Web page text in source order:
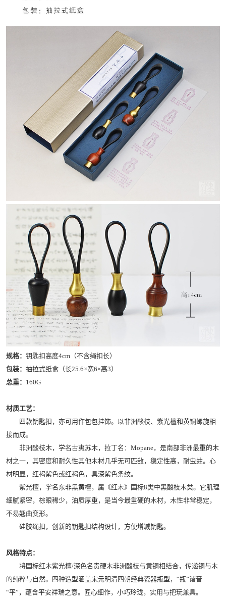
规格： 钥匙扣高度4cm（不含绳扣长）
包装： 抽拉式纸盒（长25.6×宽6×高3）
总重： 160G
材质工艺：
四款钥匙扣，亦可用作包包挂饰。以非洲酸枝、紫光檀和黄铜螺旋相
接而成。
非洲酸枝木，学名古夷苏木，拉丁名：Mopane，是南部非洲最重的木
材之一，其密度和耐久性其他木材几乎无可匹敌，稳定性高，耐虫蛀。心
材明显，红褐紫色或红褐色，具深紫色条纹。
紫光檀，学名东非黑黄檀，属《红木》国标8类中黑酸枝木类。它肌理
细腻紧密，棕眼稀少，油质厚重，是当今最重硬的木材，木性非常稳定，
不易翘曲变形。
硅胶绳扣，创新的钥匙扣结构设计，方便增减钥匙。
风格特点：
将国标红木紫光檀/深色名贵硬木非洲酸枝与黄铜相结合，传递铜与木
的纯粹与自然。四种造型涵盖宋元明清四朝经典瓷器瓶型，“瓶”谐音
“平”，蕴含平安祥瑞之意。匠心细作，小巧玲珑，实用与把玩兼具。